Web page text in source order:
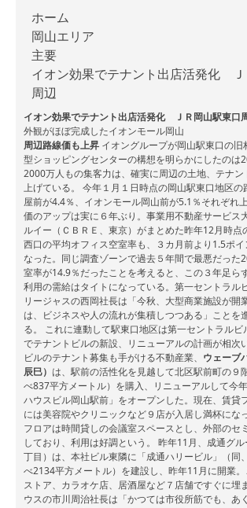
ホーム
岡山エリア
主要
イオン効果でテナント出店活発化 Ｊ
周辺
イオン効果でテナント出店活発化 ＪＲ岡山駅東口
外観がほぼ完成したイオンモール岡山
周辺路線価も上昇 イオングループが岡山駅東口の
型ショッピングセンターの構想を明らかにしたのは
2000万人もの集客力は、確実に周辺の土地、テナン
上げている。 今年１月１日時点の岡山駅東口地区の
屋前が4.4％、イオンモール岡山前が5.1％それぞれ
価のアップは実に６年ぶり。事業用不動産サービス
ルイー（ＣＢＲＥ、東京）がまとめた昨年12月時点
西口の平均オフィス空室率も、３カ月前より1.5ポイ
なった。同じ調査ゾーンで過去５年間で最悪だった
室率が14.9％だったことを考えると、この３年足ら
利用の需給はタイトになっている。第一セントラル
リージャスの西岡社長は「今秋、大型商業施設が開
は、ビジネスや人の流れが集積しつつある」ことを
る。 これに連動して駅東口地区は第一セントラルビ
でテナントビルの新設、リニューアルの計画が相次
ビルのテナント募集も手がける不動産業、 ウェーブ
辰巳） は、駅前の活性化を見越して北区駅前町の９
べ837平方メートル）を購入、リニューアルして今
ハウスビル岡山駅前」をオープンした。現在、賃貸
には美容院やクリニックなど９店が入居し満杯にな
フロアは時間貸しの会議室スペースとし、外部のセ
しており、利用は好調という。 昨年11月、成通グル
丁目）は、本社ビル東隣に「成通ハリービル」（同
べ2134平方メートル）を建設し、昨年11月に開業
ストア、カラオケ店、居酒屋など７店舗ですぐに埋
ウスの市川周治社長は「かつては市役所筋でも、あ